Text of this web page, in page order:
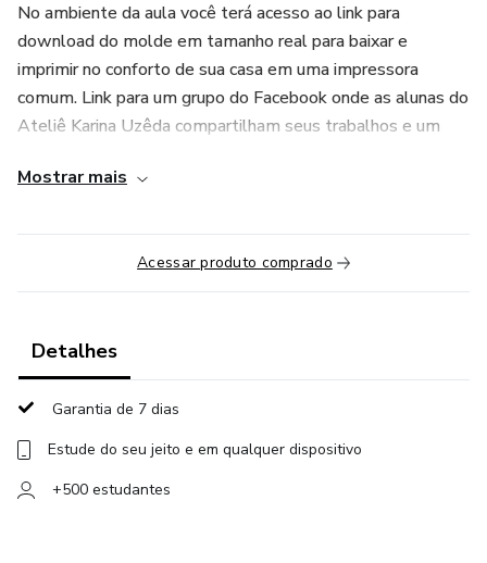
No ambiente da aula você terá acesso ao link para
download do molde em tamanho real para baixar e
imprimir no conforto de sua casa em uma impressora
comum. Link para um grupo do Facebook onde as alunas do
Ateliê Karina Uzêda compartilham seus trabalhos e um
a aula. Como nossos moldes são em tamanho real com
tecido que é gasto para confeccionar a peça da aula e
também da para saber qual o tamanho final da peça. Todo
material necessário para fazer a peça esta descrito na
Após finalizada a Frasqueira maior fica com
aproximadamente 20cm de Altura x 20cm de Largura e
17,5cm de profundidade, e a Nécessaire menor fica com
aproximadamente 12cm de Altura x 11,5cm de Largura e
10cm de profundidade
Mostrar mais
Acessar produto comprado
Detalhes
Garantia de 7 dias
Estude do seu jeito e em qualquer dispositivo
+500 estudantes